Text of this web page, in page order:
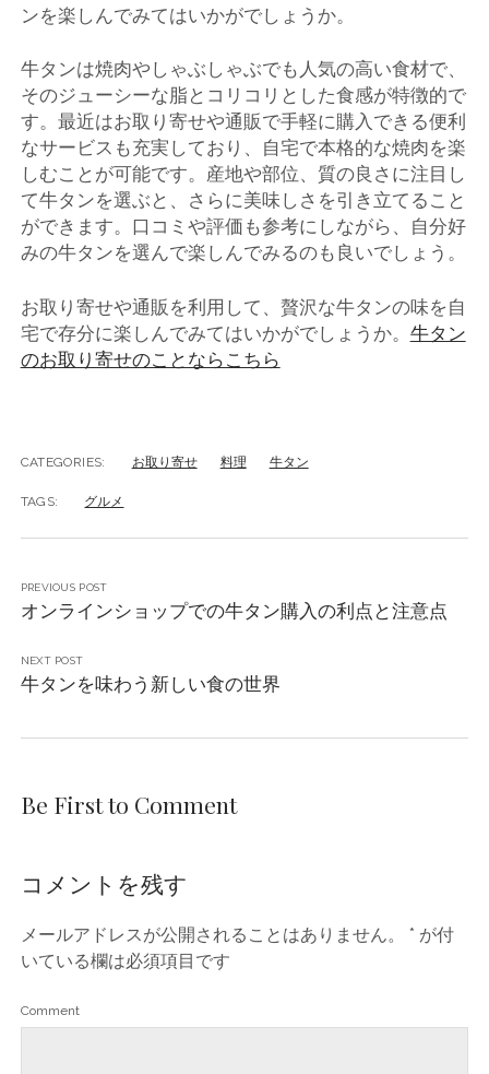
ンを楽しんでみてはいかがでしょうか。
牛タンは焼肉やしゃぶしゃぶでも人気の高い食材で、
そのジューシーな脂とコリコリとした食感が特徴的で
す。最近はお取り寄せや通販で手軽に購入できる便利
なサービスも充実しており、自宅で本格的な焼肉を楽
しむことが可能です。産地や部位、質の良さに注目し
て牛タンを選ぶと、さらに美味しさを引き立てること
ができます。口コミや評価も参考にしながら、自分好
みの牛タンを選んで楽しんでみるのも良いでしょう。
お取り寄せや通販を利用して、贅沢な牛タンの味を自
宅で存分に楽しんでみてはいかがでしょうか。 牛タン
のお取り寄せのことならこちら
CATEGORIES: お取り寄せ 料理 牛タン
TAGS: グルメ
PREVIOUS POST
オンラインショップでの牛タン購入の利点と注意点
NEXT POST
牛タンを味わう新しい食の世界
Be First to Comment
コメントを残す
メールアドレスが公開されることはありません。 * が付
いている欄は必須項目です
Comment